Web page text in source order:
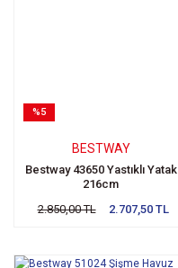
%5
BESTWAY
Bestway 43650 Yastıklı Yatak
216cm
2.850,00 TL
2.707,50 TL